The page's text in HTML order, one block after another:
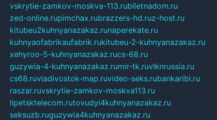
vskrytie-zamkov-moskva-113.rubiletnadom.ru
zed-online.rupimchax.rubrazzers-hd.ruz-host.ru
kitubeu2kuhnyanazakaz.runaperekate.ru
kuhnyaofabrikaufabrik.rukitubeu-2-kuhnyanazakaz.ru
xehyroo-5-kuhnyanazakaz.rucs-68.ru
guzywia-4-kuhnyanazakaz.rumir-tk.ruvlknrussia.ru
cs68.ruvladivostok-map.ruvideo-seks.rubankaribi.ru
raszar.ruvskrytie-zamkov-moskva113.ru
lipetsktelecom.rutovudyi4kuhnyanazakaz.ru
seksuzb.ruguzywia4kuhnyanazakaz.ru